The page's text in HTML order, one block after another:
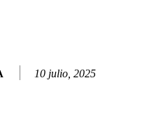
10 julio, 2025